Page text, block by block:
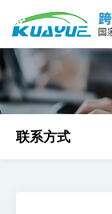
联系方式